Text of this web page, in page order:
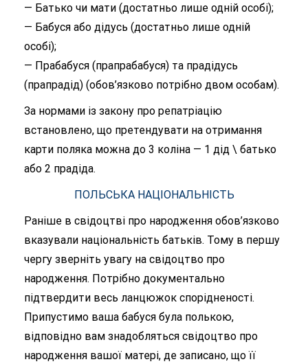
— Батько чи мати (достатньо лише одній особі);
— Бабуся або дідусь (достатньо лише одній
особі);
— Прабабуся (прапрабабуся) та прадідусь
(прапрадід) (обов’язково потрібно двом особам).
За нормами із закону про репатріацію
встановлено, що претендувати на отримання
карти поляка можна до 3 коліна — 1 дід \ батько
або 2 прадіда.
ПОЛЬСЬКА НАЦІОНАЛЬНІСТЬ
Раніше в свідоцтві про народження обов’язково
вказували національність батьків. Тому в першу
чергу зверніть увагу на свідоцтво про
народження. Потрібно документально
підтвердити весь ланцюжок спорідненості.
Припустимо ваша бабуся була полькою,
відповідно вам знадобляться свідоцтво про
народження вашої матері, де записано, що її